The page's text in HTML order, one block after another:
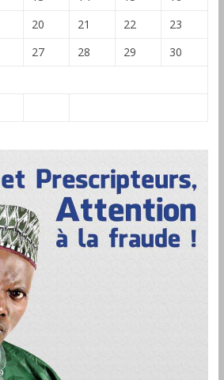
20 21 22
23
27 28 29
30